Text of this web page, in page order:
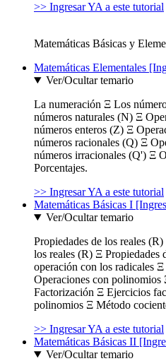
>> Ingresar YA a este tutorial
Matemáticas Básicas y
Matemáticas Elementales
Ver/Ocultar temario
La numeración Ξ Los
números naturales (N) Ξ
números enteros (Z) Ξ
números racionales (Q) Ξ
números irracionales (Q') Ξ
Porcentajes.
>> Ingresar YA a este tutorial
Matemáticas Básicas I
Ver/Ocultar temario
Propiedades de los reales
los reales (R) Ξ
operación con los radicales
Operaciones con polinomios
Factorización Ξ Ejercicios
polinomios Ξ Método
>> Ingresar YA a este tutorial
Matemáticas Básicas II
Ver/Ocultar temario